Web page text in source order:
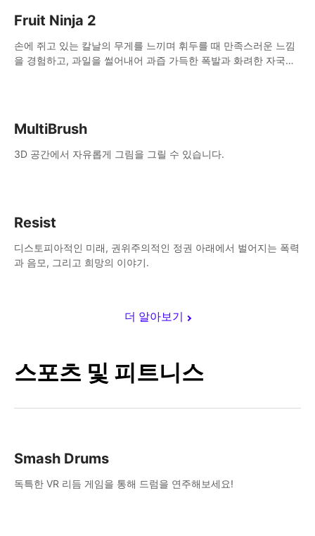
더 알아보기
Fruit Ninja 2
손에 쥐고 있는 칼날의 무게를 느끼며 휘두를 때 만족스러운 느낌
을 경험하고, 과일을 썰어내어 과즙 가득한 폭발과 화려한 자국을
MultiBrush
3D 공간에서 자유롭게 그림을 그릴 수 있습니다.
Resist
디스토피아적인 미래, 권위주의적인 정권 아래에서 벌어지는 폭력
과 음모, 그리고 희망의 이야기.
스포츠 및 피트니스
Smash Drums
독특한 VR 리듬 게임을 통해 드럼을 연주해보세요!